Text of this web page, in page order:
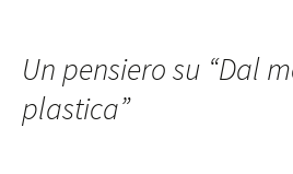
Un pensiero su “Dal
plastica”